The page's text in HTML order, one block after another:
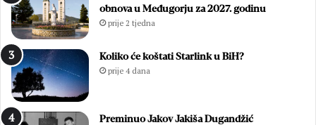
obnova u Međugorju za 2027. godinu
prije 2 tjedna
Koliko će koštati Starlink u BiH?
prije 4 dana
Preminuo Jakov Jakiša Dugandžić